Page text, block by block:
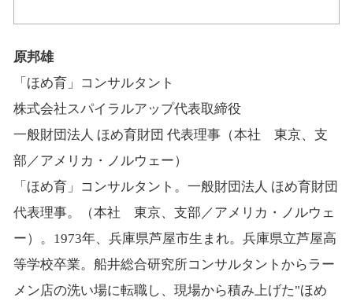
原邦雄
「ほめ育」コンサルタント
株式会社スパイラルアップ代表取締役
一般財団法人 ほめ育財団 代表理事（本社 東京、支
部／アメリカ・ノルウェー）
「ほめ育」コンサルタント。一般財団法人 ほめ育財団
代表理事。（本社 東京、支部／アメリカ・ノルウェ
ー）。1973年、兵庫県芦屋市生まれ。兵庫県立芦屋高
等学校卒業。船井総合研究所コンサルタントからラー
メン店の洗い場に転職し、現場から積み上げた"ほめ